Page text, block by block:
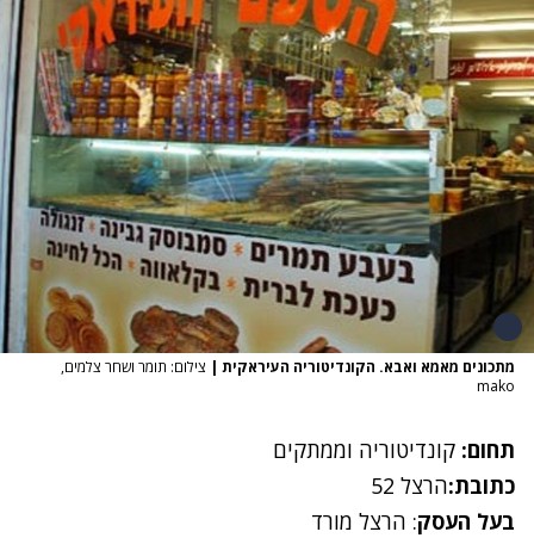
מתכונים מאמא ואבא. הקונדיטוריה העיראקית | צילום: תומר ושחר צלמים,
mako
תחום: קונדיטוריה וממתקים
כתובת:הרצל 52
בעל העסק: הרצל מורד